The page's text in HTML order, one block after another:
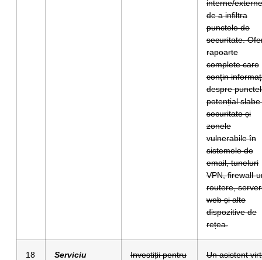
interne/externe
de a infiltra
punctele de
securitate.
rapoarte
complete care
conțin
despre
potențial slabe
securitate și
zonele
vulnerabile în
sistemele de
email, tuneluri
VPN, firewall-
routere,
web și alte
dispozitive de
rețea.
18
Serviciu
Investiții pentru
Un asistent